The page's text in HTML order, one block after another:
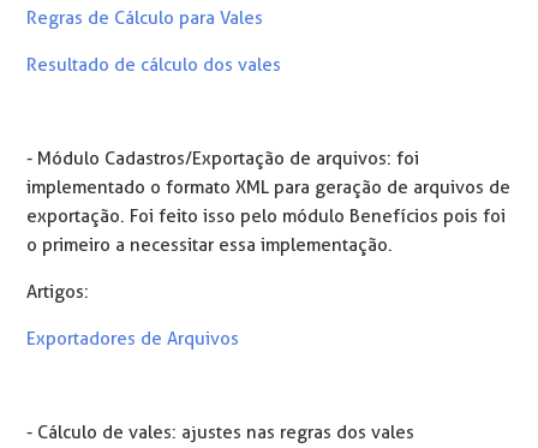
Regras de Cálculo para Vales
Resultado de cálculo dos vales
- Módulo Cadastros/Exportação de arquivos: foi
implementado o formato XML para geração de arquivos de
exportação. Foi feito isso pelo módulo Benefícios pois foi
o primeiro a necessitar essa implementação.
Artigos:
Exportadores de Arquivos
- Cálculo de vales: ajustes nas regras dos vales